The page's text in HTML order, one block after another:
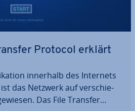
Protocol erklärt
innerhalb des Internets
das Netzwerk auf ver­schie­
Das File Transfer